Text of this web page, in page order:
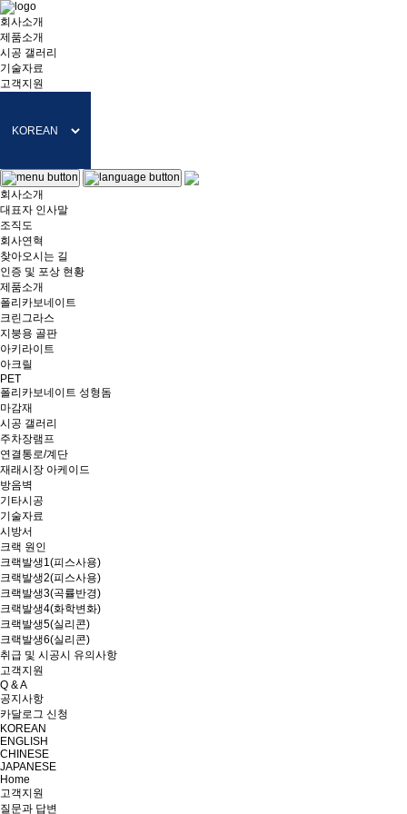
회사소개
제품소개
시공 갤러리
기술자료
고객지원
회사소개
대표자 인사말
조직도
회사연혁
찾아오시는 길
인증 및 포상 현황
제품소개
폴리카보네이트
크린그라스
지붕용 골판
아키라이트
아크릴
PET
폴리카보네이트 성형돔
마감재
시공 갤러리
주차장램프
연결통로/계단
재래시장 아케이드
방음벽
기타시공
기술자료
시방서
크랙 원인
크랙발생1(피스사용)
크랙발생2(피스사용)
크랙발생3(곡률반경)
크랙발생4(화학변화)
크랙발생5(실리콘)
크랙발생6(실리콘)
취급 및 시공시 유의사항
고객지원
Q & A
공지사항
카달로그 신청
KOREAN
ENGLISH
CHINESE
JAPANESE
Home
고객지원
질문과 답변